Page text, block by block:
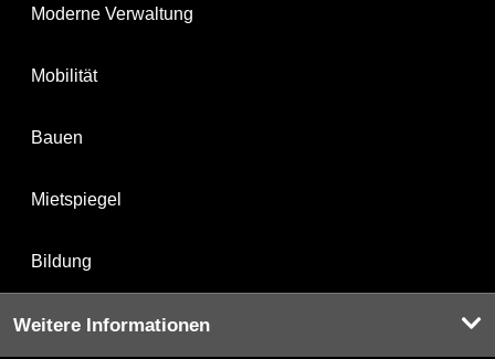
Moderne Verwaltung
Mobilität
Bauen
Mietspiegel
Bildung
Weitere Informationen